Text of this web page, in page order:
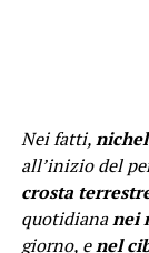
Nei fatti,
all’inizio del
crosta
quotidiananei
giorno, enel